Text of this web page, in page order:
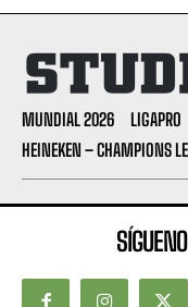
MUNDIAL 2026 LIGAPRO
HEINEKEN – CHAMPIONS